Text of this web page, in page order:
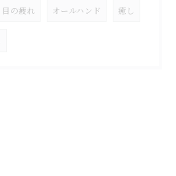
目の疲れ オールハンド 癒し